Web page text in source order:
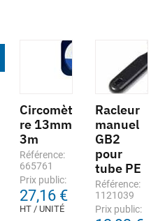
Circomèt
re 13mm
3m
Référence:
665761
Prix public:
27,16 €
HT / UNITÉ
Racleur
manuel
GB2
pour
tube PE
Référence:
1121039
Prix public: